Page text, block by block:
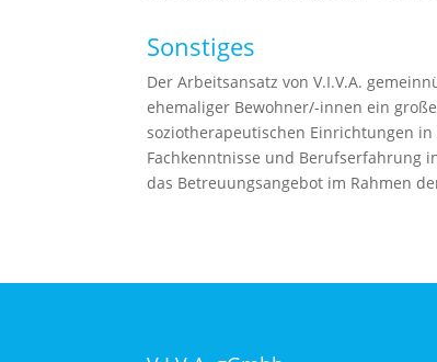
Sonstiges
Der Arbeitsansatz von V.I.V.A.
ehemaliger Bewohner/-innen ein
soziotherapeutischen Einrichtungen
Fachkenntnisse und Berufserfahrung
das Betreuungsangebot im Rahmen